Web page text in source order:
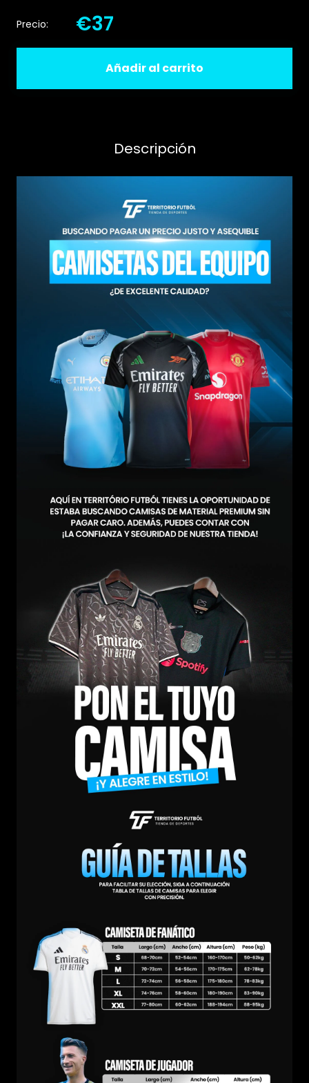
Precio: €37
Añadir al carrito
Descripción